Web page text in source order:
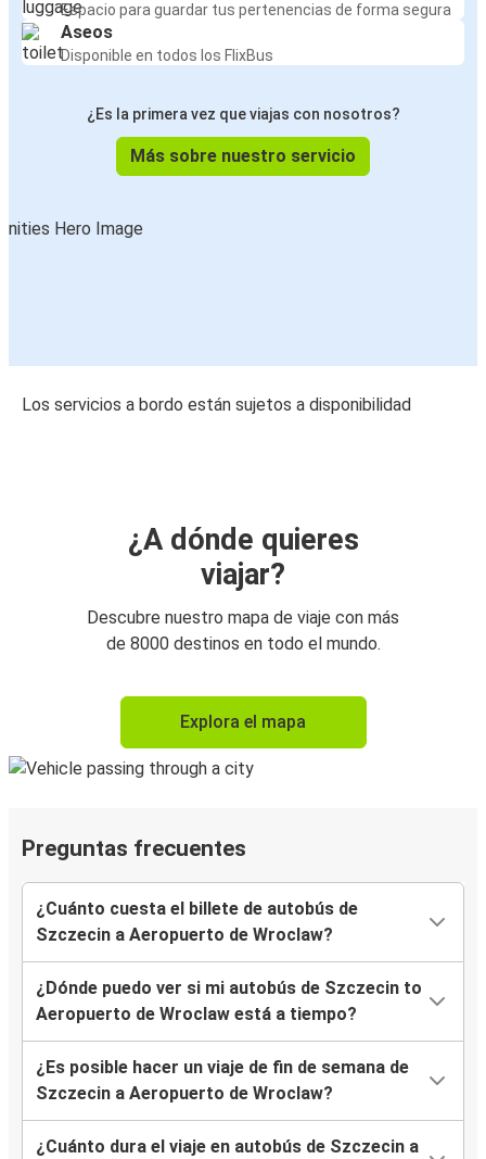
Espacio para guardar tus pertenencias de forma segura
Aseos
Disponible en todos los FlixBus
¿Es la primera vez que viajas con nosotros?
Más sobre nuestro servicio
Los servicios a bordo están sujetos a disponibilidad
¿A dónde quieres
viajar?
Descubre nuestro mapa de viaje con más
de 8000 destinos en todo el mundo.
Explora el mapa
Preguntas frecuentes
¿Cuánto cuesta el billete de autobús de
Szczecin a Aeropuerto de Wroclaw?
¿Dónde puedo ver si mi autobús de Szczecin to
Aeropuerto de Wroclaw está a tiempo?
¿Es posible hacer un viaje de fin de semana de
Szczecin a Aeropuerto de Wroclaw?
¿Cuánto dura el viaje en autobús de Szczecin a